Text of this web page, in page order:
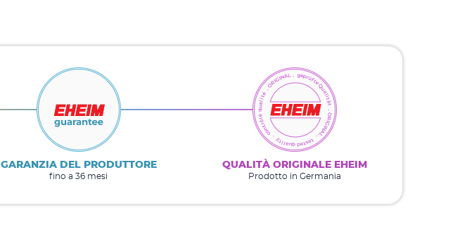
GARANZIA DEL PRODUTTORE
fino a 36 mesi
QUALITÀ ORIGINALE EHEIM
Prodotto in Germania